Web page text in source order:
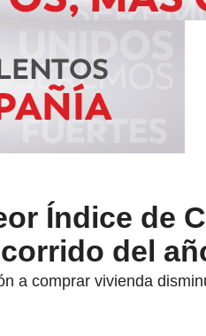
Índice de
del
a comprar vivienda